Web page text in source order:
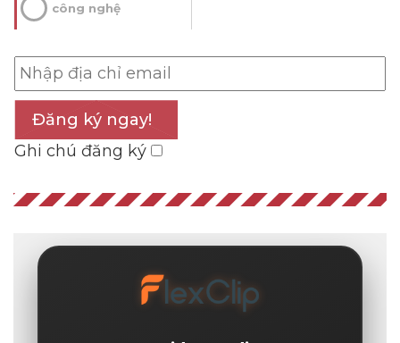
công nghệ
Đăng ký ngay!
Ghi chú đăng ký